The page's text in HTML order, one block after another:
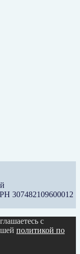
307482109600012
с
политикой по